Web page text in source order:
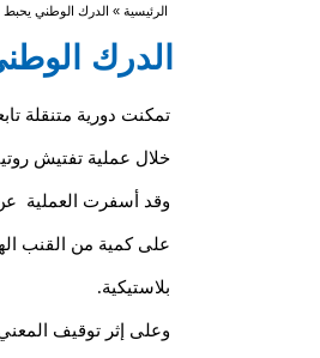
أنت هنا
الرئيسية » الدرك الوطني يحبط محاولة
الدرك الوطني
تمكنت دورية متنقلة
خلال عملية تفتيش
وقد أسفرت العملية
بلاستيكية.
وعلى إثر توقيف